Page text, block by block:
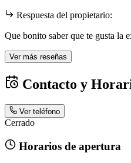
Respuesta del propietario:
Que bonito saber que te gusta la
Ver más reseñas
Contacto y
Ver teléfono
Cerrado
Horarios de apertura